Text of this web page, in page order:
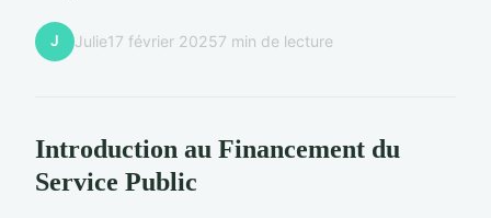
J Julie17 février 20257 min de lecture
Introduction au Financement du
Service Public